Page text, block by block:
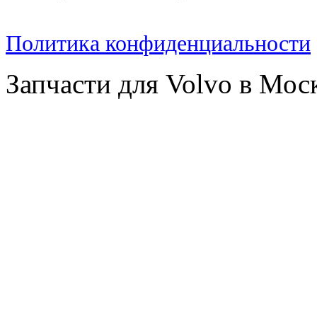
Политика конфиденциальности
Запчасти для Volvo в